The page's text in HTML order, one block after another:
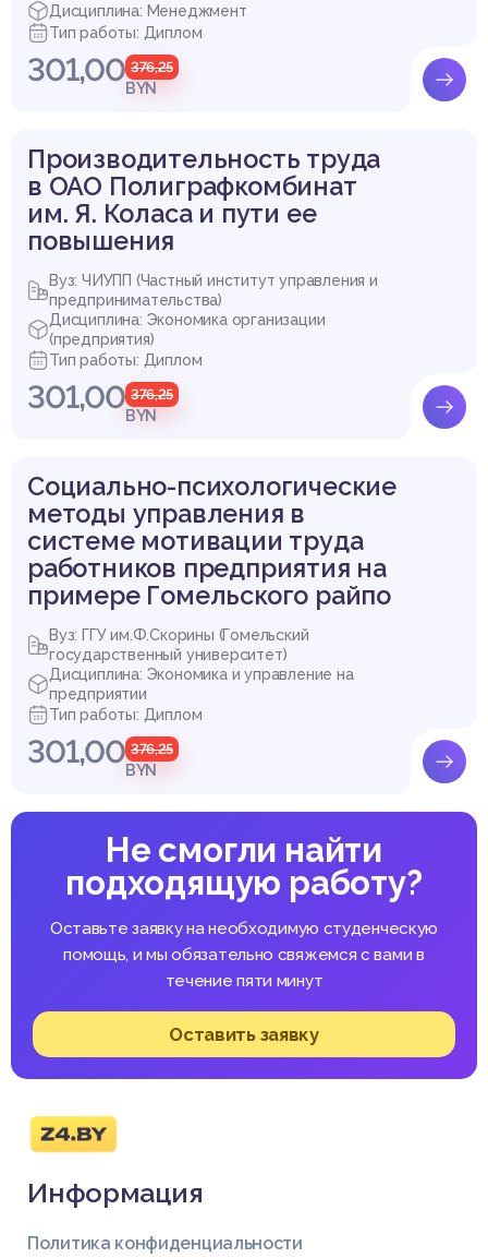
Дисциплина: Менеджмент
Тип работы: Диплом
301,00 376,25
BYN
Производительность труда
в ОАО Полиграфкомбинат
им. Я. Коласа и пути ее
повышения
Вуз: ЧИУПП (Частный институт управления и
предпринимательства)
Дисциплина: Экономика организации
(предприятия)
Тип работы: Диплом
301,00 376,25
BYN
Социально-психологические
методы управления в
системе мотивации труда
работников предприятия на
примере Гомельского райпо
Вуз: ГГУ им.Ф.Скорины (Гомельский
государственный университет)
Дисциплина: Экономика и управление на
предприятии
Тип работы: Диплом
301,00 376,25
BYN
Не смогли найти
подходящую работу?
Оставьте заявку на необходимую студенческую
помощь, и мы обязательно свяжемся с вами в
течение пяти минут
Оставить заявку
Информация
Политика конфиденциальности